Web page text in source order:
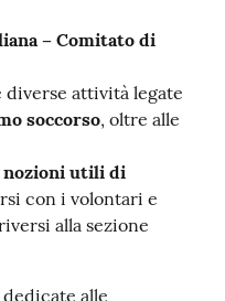
– Comitato di
diverse attività legate
soccorso, oltre alle
nozioni utili di
con i volontari e
alla sezione
alle